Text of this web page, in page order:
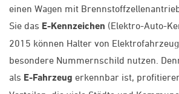
einen Wagen mit
Sie das E-Kennzeichen (Elektro-Auto-
2015 können Halter von
besondere Nummernschild nutzen.
als E-Fahrzeug erkennbar ist,